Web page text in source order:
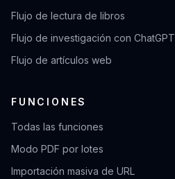
Flujo de lectura de libros
Flujo de investigación con ChatGPT
Flujo de artículos web
FUNCIONES
Todas las funciones
Modo PDF por lotes
Importación masiva de URL